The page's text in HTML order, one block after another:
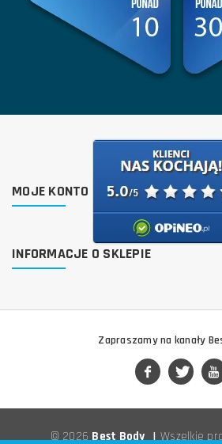
MOJE KONTO
INFORMACJE O SKLEPIE
Zapraszamy na kanały
© 2026Best Body | Wszelkie